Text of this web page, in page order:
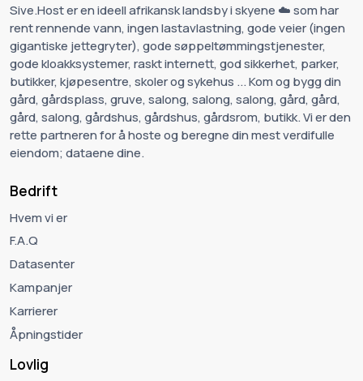
Sive.Host er en ideell afrikansk landsby i skyene ☁️ som har
rent rennende vann, ingen lastavlastning, gode veier (ingen
gigantiske jettegryter), gode søppeltømmingstjenester,
gode kloakksystemer, raskt internett, god sikkerhet, parker,
butikker, kjøpesentre, skoler og sykehus ... Kom og bygg din
gård, gårdsplass, gruve, salong, salong, salong, gård, gård,
gård, salong, gårdshus, gårdshus, gårdsrom, butikk. Vi er den
rette partneren for å hoste og beregne din mest verdifulle
eiendom; dataene dine.
Bedrift
Hvem vi er
F.A.Q
Datasenter
Kampanjer
Karrierer
Åpningstider
Lovlig